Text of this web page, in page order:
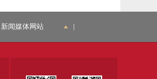
新闻媒体网站